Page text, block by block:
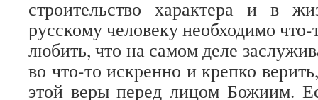
строительство характера и в
русскому человеку необходимо
любить, что на самом деле
во что-то искренно и крепко
этой веры перед лицом Божиим.